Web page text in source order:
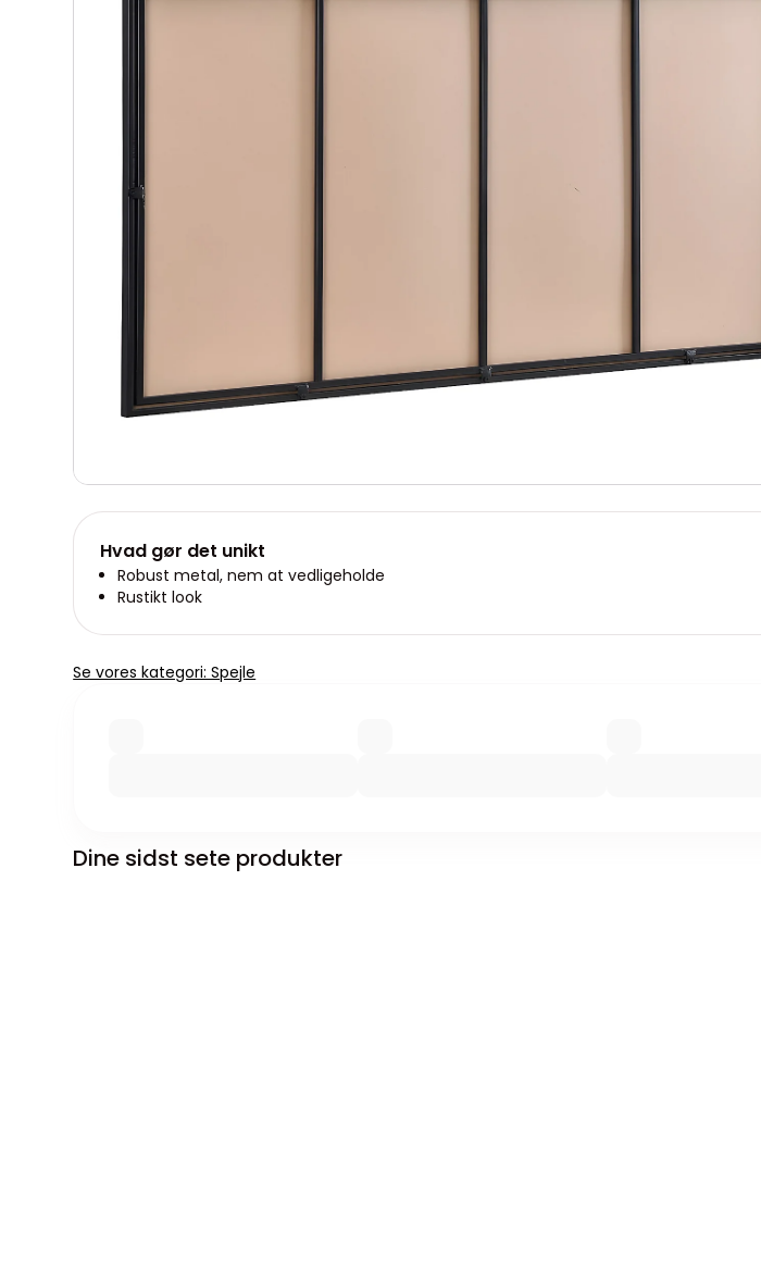
Hvad gør det unikt
Robust metal, nem at vedligeholde
Rustikt look
Se vores kategori: Spejle
Dine sidst sete produkter